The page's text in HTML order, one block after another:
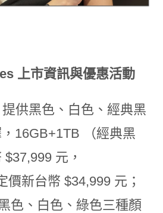
上市資訊與優惠活動
提供黑色、白色、經典黑
16GB+1TB
（經典黑
$37,999 元，
價新台幣 $34,999 元；
色、白色、綠色三種顏